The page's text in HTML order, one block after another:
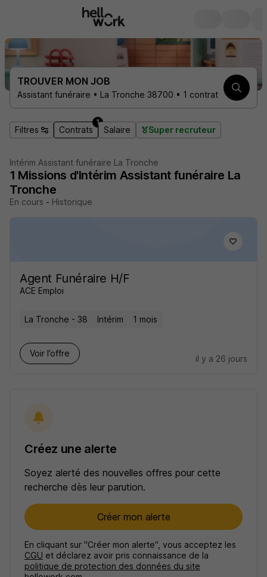
TROUVER MON JOB
Assistant funéraire • La Tronche 38700 • 1 contrat
Filtres Contrats
1
Salaire Super recruteur
Intérim Assistant funéraire La Tronche
1 Missions d'Intérim Assistant funéraire La
Tronche
En cours - Historique
Agent Funéraire H/F
ACE Emploi
La Tronche - 38 Intérim 1 mois
Voir l’offre
il y a 26 jours
Créez une alerte
Soyez alerté des nouvelles offres pour cette
recherche dès leur parution.
Créer mon alerte
En cliquant sur "Créer mon alerte", vous acceptez les
CGU et déclarez avoir pris connaissance de la
politique de protection des données du site